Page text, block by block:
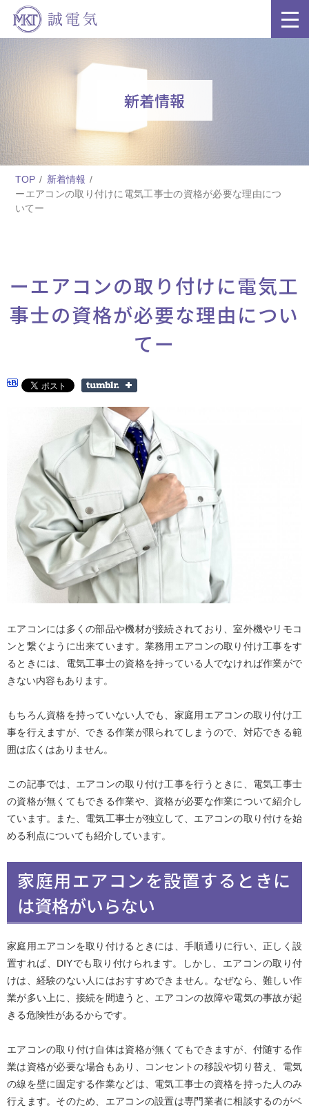
新着情報
TOP
新着情報
ーエアコンの取り付けに電気工事士の資格が必要な理由につ
いてー
ーエアコンの取り付けに電気工
事士の資格が必要な理由につい
てー
エアコンには多くの部品や機材が接続されており、室外機やリモコ
ンと繋ぐように出来ています。業務用エアコンの取り付け工事をす
るときには、電気工事士の資格を持っている人でなければ作業がで
きない内容もあります。
もちろん資格を持っていない人でも、家庭用エアコンの取り付け工
事を行えますが、できる作業が限られてしまうので、対応できる範
囲は広くはありません。
この記事では、エアコンの取り付け工事を行うときに、電気工事士
の資格が無くてもできる作業や、資格が必要な作業について紹介し
ています。また、電気工事士が独立して、エアコンの取り付けを始
める利点についても紹介しています。
家庭用エアコンを設置するときに
は資格がいらない
家庭用エアコンを取り付けるときには、手順通りに行い、正しく設
置すれば、DIYでも取り付けられます。しかし、エアコンの取り付
けは、経験のない人にはおすすめできません。なぜなら、難しい作
業が多い上に、接続を間違うと、エアコンの故障や電気の事故が起
きる危険性があるからです。
エアコンの取り付け自体は資格が無くてもできますが、付随する作
業は資格が必要な場合もあり、コンセントの移設や切り替え、電気
の線を壁に固定する作業などは、電気工事士の資格を持った人のみ
行えます。そのため、エアコンの設置は専門業者に相談するのがベ